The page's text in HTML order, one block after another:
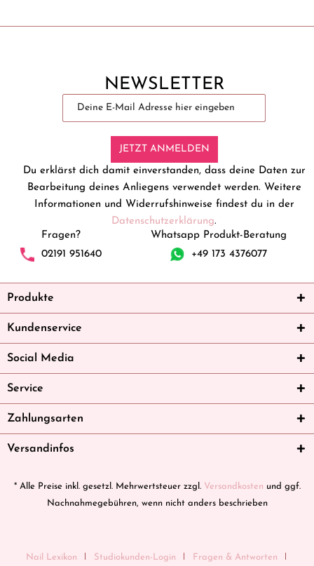
NEWSLETTER
JETZT ANMELDEN
Du erklärst dich damit einverstanden, dass deine Daten zur
Bearbeitung deines Anliegens verwendet werden. Weitere
Informationen und Widerrufshinweise findest du in der
Datenschutzerklärung.
Fragen?
02191 951640
Whatsapp Produkt-Beratung
+49 173 4376077
Produkte
Kundenservice
Social Media
Service
Zahlungsarten
Versandinfos
* Alle Preise inkl. gesetzl. Mehrwertsteuer zzgl. Versandkosten und ggf.
Nachnahmegebühren, wenn nicht anders beschrieben
Nail Lexikon Studiokunden-Login Fragen & Antworten